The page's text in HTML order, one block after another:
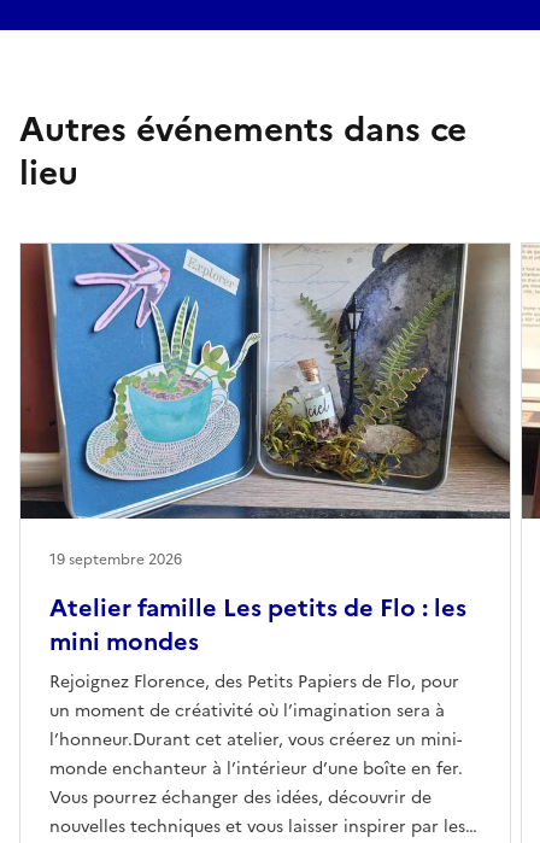
Autres événements dans ce
lieu
Atelier famille Les petits de Flo : les
mini mondes
Rejoignez Florence, des Petits Papiers de Flo, pour
un moment de créativité où l’imagination sera à
l’honneur.Durant cet atelier, vous créerez un mini-
monde enchanteur à l’intérieur d’une boîte en fer.
Vous pourrez échanger des idées, découvrir de
nouvelles techniques et vous laisser inspirer par les
19 septembre 2026